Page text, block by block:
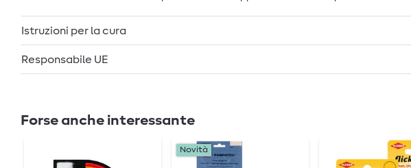
Istruzioni per la cura
Responsabile UE
Forse anche interessante
Novità